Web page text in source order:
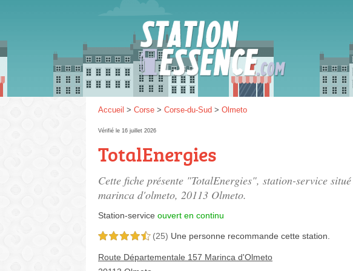
Accueil > Corse > Corse-du-Sud > Olmeto
Vérifié le 16 juillet 2026
TotalEnergies
Cette fiche présente "TotalEnergies", station-service situé
marinca d'olmeto, 20113 Olmeto.
Station-service ouvert en continu
4,5 étoiles sur 5 (25) Une personne recommande cette station.
Route Départementale 157 Marinca d'Olmeto
Gazole :
Disponible
SP 98 :
Disponible